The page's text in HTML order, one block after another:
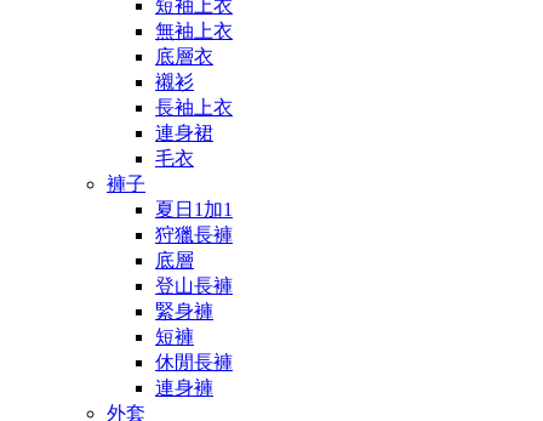
短袖上衣
無袖上衣
底層衣
襯衫
長袖上衣
連身裙
毛衣
褲子
夏日1加1
狩獵長褲
底層
登山長褲
緊身褲
短褲
休閒長褲
連身褲
外套